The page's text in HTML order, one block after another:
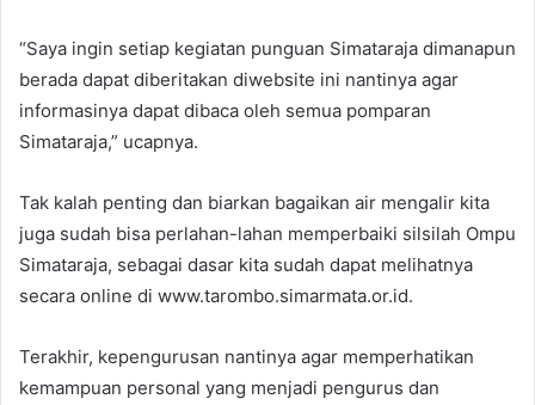
“Saya ingin setiap kegiatan punguan Simataraja dimanapun
berada dapat diberitakan diwebsite ini nantinya agar
informasinya dapat dibaca oleh semua pomparan
Simataraja,” ucapnya.
Tak kalah penting dan biarkan bagaikan air mengalir kita
juga sudah bisa perlahan-lahan memperbaiki silsilah Ompu
Simataraja, sebagai dasar kita sudah dapat melihatnya
secara online di www.tarombo.simarmata.or.id.
Terakhir, kepengurusan nantinya agar memperhatikan
kemampuan personal yang menjadi pengurus dan